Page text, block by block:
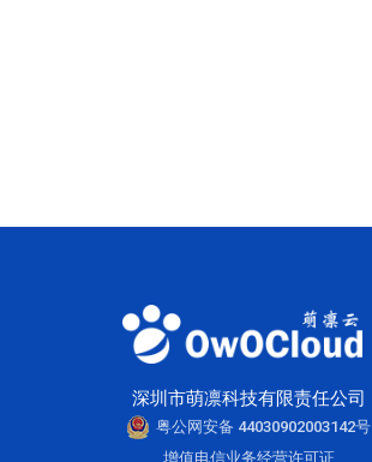
深圳市萌凛科技有限责任公司
粤公网安备 44030902003142号
增值电信业务经营许可证